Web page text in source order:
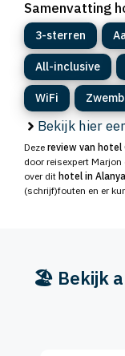
Samenvatting
3-sterren
All-inclusive
WiFi
Bekijk hier
Deze review van hotel
door reisexpert Marjon
over dit hotel in Alanya
(schrijf)fouten en er
🏖️ Bekijk